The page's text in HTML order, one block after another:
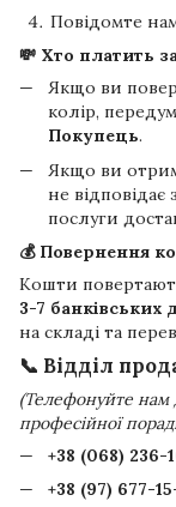
Повідомте
💸 Хто платить
Якщо ви
колір,
Покупець.
Якщо ви
не
послуги
💰 Повернення
Кошти
3-7 банківських
на складі та
📞 Відділ
(Телефонуйте нам
професійної
+38 (068) 236-
+38 (97) 677-